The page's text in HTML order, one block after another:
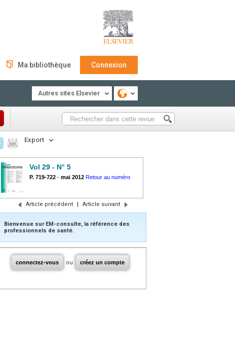
Ma bibliothèque Connexion
Autres sites Elsevier
Export
Vol 29 - N° 5
P. 719-722 - mai 2012 Retour au numéro
Article précédent | Article suivant
Bienvenue sur EM-consulte, la référence des
professionnels de santé.
connectez-vous ou créez un compte